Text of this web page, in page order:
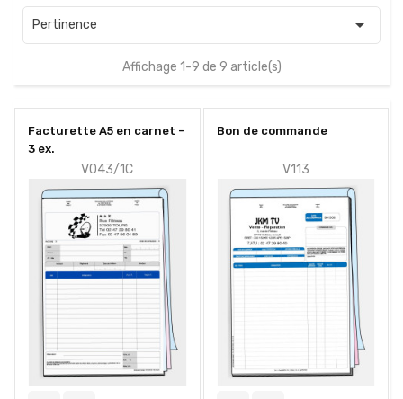
Pertinence 
Affichage 1-9 de 9 article(s)
Facturette A5 en carnet -
3 ex.
V043/1C
Bon de commande
V113